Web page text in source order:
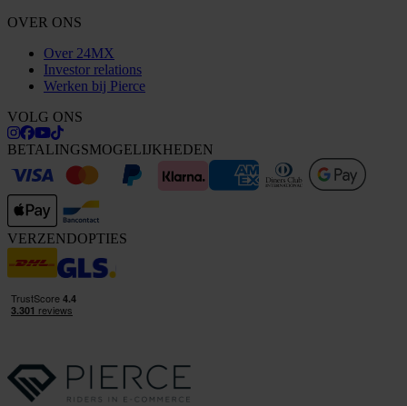
OVER ONS
Over 24MX
Investor relations
Werken bij Pierce
VOLG ONS
BETALINGSMOGELIJKHEDEN
VERZENDOPTIES